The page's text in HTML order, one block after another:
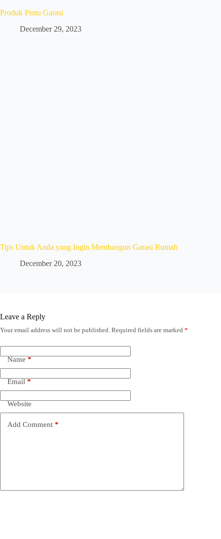
Produk Pintu Garasi
December 29, 2023
Tips Untuk Anda yang Ingin Membangun Garasi Rumah
December 20, 2023
Leave a Reply
Your email address will not be published. Required fields are marked *
Name*
Email*
Website
Add Comment *